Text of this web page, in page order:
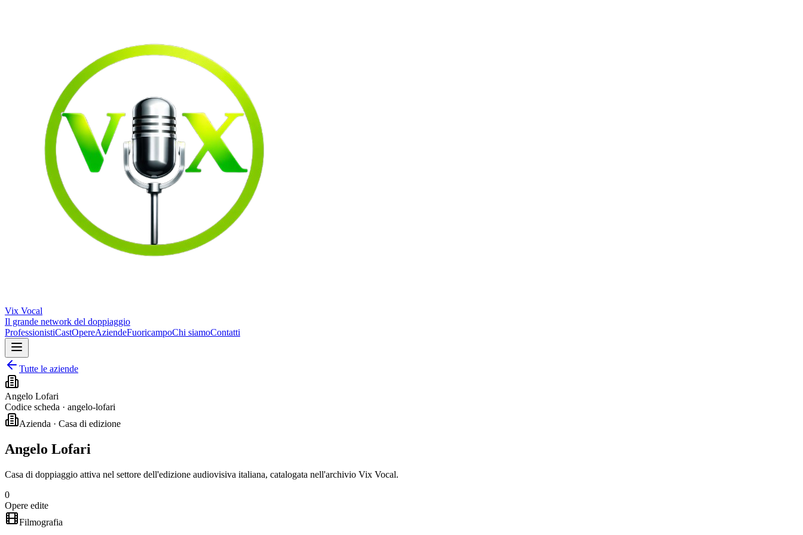
Vix Vocal
Il grande network del doppiaggio
ProfessionistiCastOpereAziendeFuoricampoChi siamoContatti
Tutte le aziende
Angelo Lofari
Codice scheda · angelo-lofari
Azienda · Casa di edizione
Angelo Lofari
Casa di doppiaggio attiva nel settore dell'edizione audiovisiva italiana, catalogata nell'archivio Vix Vocal.
0
Opere edite
Filmografia